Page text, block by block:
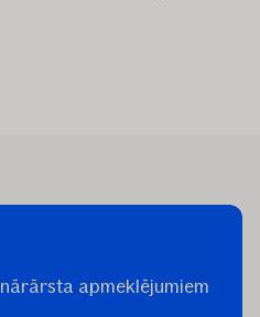
apmeklējumiem